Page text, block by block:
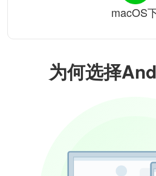
为何选择
macOS